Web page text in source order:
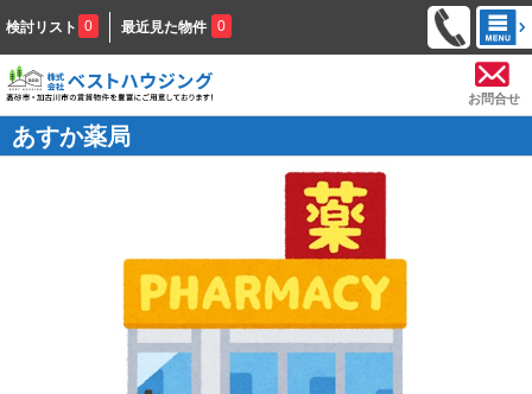
検討リスト 0 最近見た物件 0
お問合せ
あすか薬局